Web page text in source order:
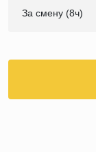
За смену (8ч)